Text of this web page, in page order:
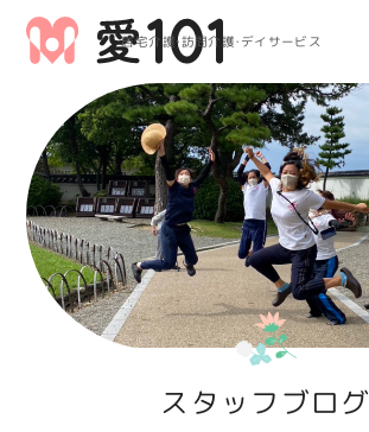
居宅介護・訪問介護・デイサービス
スタッフブログ